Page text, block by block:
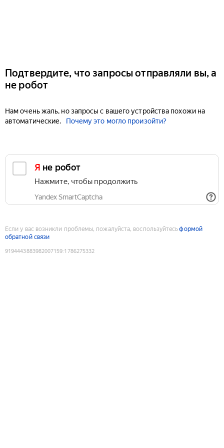
Подтвердите, что запросы отправляли вы, а
не робот
Нам очень жаль, но запросы с вашего устройства похожи на
автоматические.
Почему это могло произойти?
Я не робот
Нажмите, чтобы продолжить
Yandex SmartCaptcha
Если у вас возникли проблемы, пожалуйста, воспользуйтесьформой
обратной связи
9194443883982007159:1786275332